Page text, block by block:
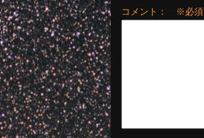
コメント： ※必須